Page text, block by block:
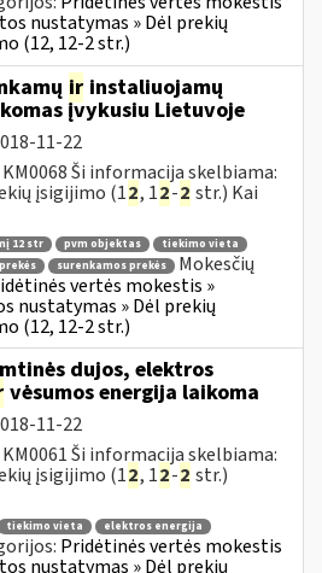
nustatymas » Dėl prekių
(12, 12-2 str.)
ir instaliuojamų
įvykusiu Lietuvoje
11-22
Ši informacija skelbiama:
įsigijimo (12, 12-2 str.) Kai
12 str pvm objektas
tiekimo vieta
surenkamos prekės
Mokesčių
vertės mokestis »
nustatymas » Dėl prekių
(12, 12-2 str.)
dujos, elektros
vėsumos energija laikoma
11-22
Ši informacija skelbiama:
įsigijimo (12, 12-2 str.)
tiekimo vieta elektros energija
Pridėtinės vertės mokestis
nustatymas » Dėl prekių